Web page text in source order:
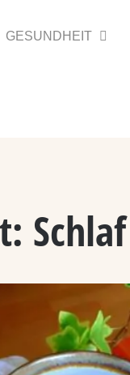
GESUNDHEIT
Schlaf